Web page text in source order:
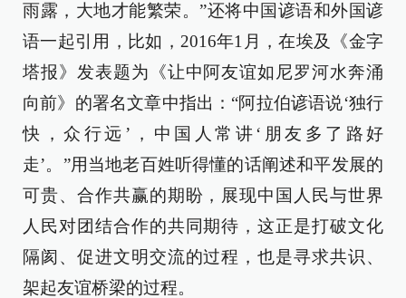
雨露，大地才能繁荣。”还将中国谚语和外国谚
语一起引用，比如，2016年1月，在埃及《金字
塔报》发表题为《让中阿友谊如尼罗河水奔涌
向前》的署名文章中指出：“阿拉伯谚语说‘独行
快，众行远’，中国人常讲‘朋友多了路好
走’。”用当地老百姓听得懂的话阐述和平发展的
可贵、合作共赢的期盼，展现中国人民与世界
人民对团结合作的共同期待，这正是打破文化
隔阂、促进文明交流的过程，也是寻求共识、
架起友谊桥梁的过程。